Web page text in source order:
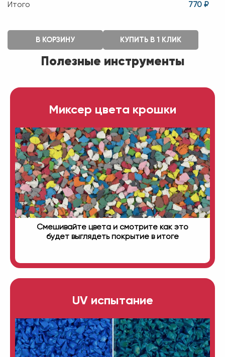
Итого 770 ₽
В КОРЗИНУ КУПИТЬ В 1 КЛИК
Полезные инструменты
Миксер цвета крошки
Смешивайте цвета и смотрите как это
будет выглядеть покрытие в итоге
UV испытание